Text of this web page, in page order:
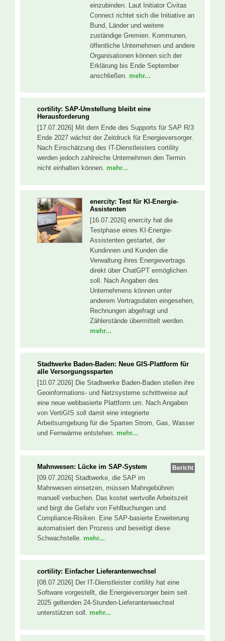
einzubinden. Laut Initiator Civitas
Connect richtet sich die Initiative an
Bund, Länder und weitere
zuständige Gremien. Kommunen,
öffentliche Unternehmen und andere
Organisationen können sich der
Erklärung bis Ende September
anschließen. mehr...
cortility: SAP-Umstellung bleibt eine
Herausforderung
[17.07.2026] Mit dem Ende des Supports für SAP R/3
Ende 2027 wächst der Zeitdruck für Energieversorger.
Nach Einschätzung des IT-Dienstleisters cortility
werden jedoch zahlreiche Unternehmen den Termin
nicht einhalten können. mehr...
enercity: Test für KI-Energie-
Assistenten
[16.07.2026] enercity hat die
Testphase eines KI-Energie-
Assistenten gestartet, der
Kundinnen und Kunden die
Verwaltung ihres Energievertrags
direkt über ChatGPT ermöglichen
soll. Nach Angaben des
Unternehmens können unter
anderem Vertragsdaten eingesehen,
Rechnungen abgefragt und
Zählerstände übermittelt werden.
mehr...
Stadtwerke Baden-Baden: Neue GIS-Plattform für
alle Versorgungssparten
[10.07.2026] Die Stadtwerke Baden-Baden stellen ihre
Geoinformations- und Netzsysteme schrittweise auf
eine neue webbasierte Plattform um. Nach Angaben
von VertiGIS soll damit eine integrierte
Arbeitsumgebung für die Sparten Strom, Gas, Wasser
und Fernwärme entstehen. mehr...
Bericht
Mahnwesen: Lücke im SAP-System
[09.07.2026] Stadtwerke, die SAP im
Mahnwesen einsetzen, müssen Mahngebühren
manuell verbuchen. Das kostet wertvolle Arbeitszeit
und birgt die Gefahr von Fehlbuchungen und
Compliance-Risiken. Eine SAP-basierte Erweiterung
automatisiert den Prozess und beseitigt diese
Schwachstelle. mehr...
cortility: Einfacher Lieferantenwechsel
[08.07.2026] Der IT-Dienstleister cortility hat eine
Software vorgestellt, die Energieversorger beim seit
2025 geltenden 24-Stunden-Lieferantenwechsel
unterstützen soll. mehr...